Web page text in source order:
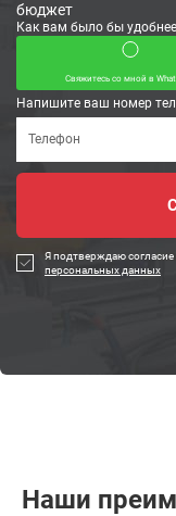
бюджет
Как вам было бы
Свяжитесь со мной в
Напишите ваш номер
Я подтверждаю согласие
персональных данных
Наши